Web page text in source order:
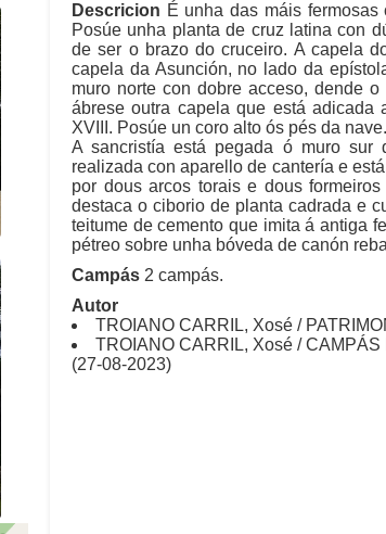
Descricion É unha das máis
Posúe unha planta de cruz latina con
de ser o brazo do cruceiro. A capela
capela da Asunción, no lado da
muro norte con dobre acceso, dende
ábrese outra capela que está
XVIII. Posúe un coro alto ós pés da nave.
A sancristía está pegada ó muro sur
realizada con aparello de cantería e
por dous arcos torais e dous
destaca o ciborio de planta cadrada e
teitume de cemento que imita á antiga
pétreo sobre unha bóveda de canón
Campás 2 campás.
Autor
TROIANO CARRIL, Xosé /
TROIANO CARRIL, Xosé /
(27-08-2023)